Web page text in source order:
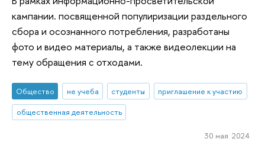
кампании. посвященной популиризации раздельного
сбора и осознанного потребления, разработаны
фото и видео материалы, а также видеолекции на
тему обращения с отходами.
Общество не учеба студенты
приглашение к участию
общественная деятельность
30 мая 2024